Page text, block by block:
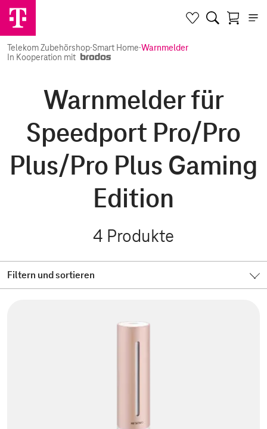
Telekom Zubehörshop·Smart Home·Warnmelder
In Kooperation mit
Warnmelder für
Speedport Pro/Pro
Plus/Pro Plus Gaming
Edition
4 Produkte
Filtern und sortieren